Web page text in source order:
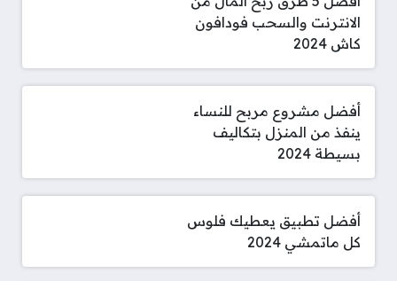
الانترنت والسحب فودافون
كاش 2024
أفضل مشروع مربح للنساء
ينفذ من المنزل بتكاليف
بسيطة 2024
أفضل تطبيق يعطيك فلوس
كل ماتمشي 2024